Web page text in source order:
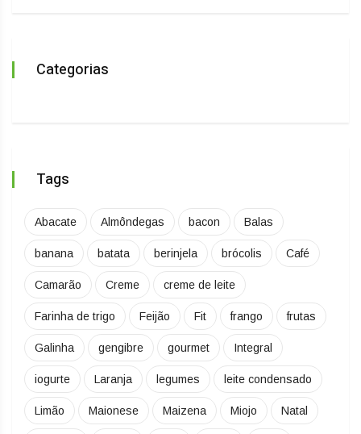
Categorias
Tags
Abacate Almôndegas bacon Balas
banana batata berinjela brócolis Café
Camarão Creme creme de leite
Farinha de trigo Feijão Fit frango frutas
Galinha gengibre gourmet Integral
iogurte Laranja legumes leite condensado
Limão Maionese Maizena Miojo Natal